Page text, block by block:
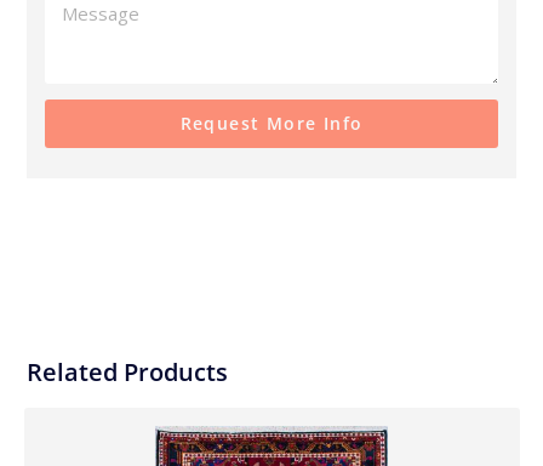
Request More Info
Related Products